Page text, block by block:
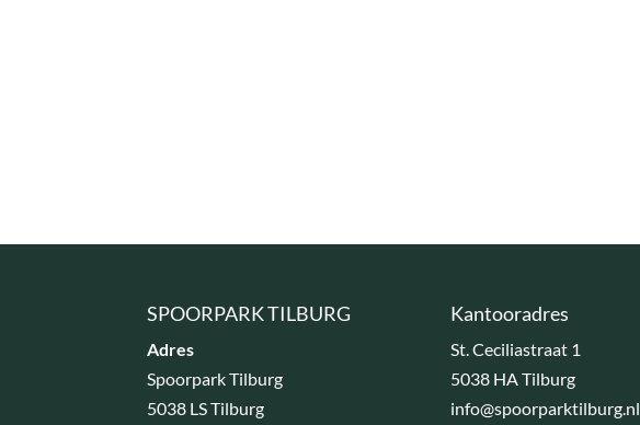
SPOORPARK TILBURG
Adres
Spoorpark Tilburg
5038 LS Tilburg
Kantooradres
St. Ceciliastraat 1
5038 HA Tilburg
info@spoorparktilburg.nl